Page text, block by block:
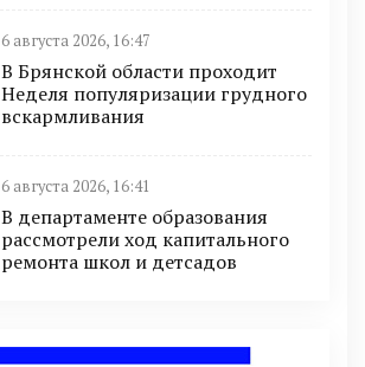
6 августа 2026, 16:47
В Брянской области проходит
Неделя популяризации грудного
вскармливания
6 августа 2026, 16:41
В департаменте образования
рассмотрели ход капитального
ремонта школ и детсадов